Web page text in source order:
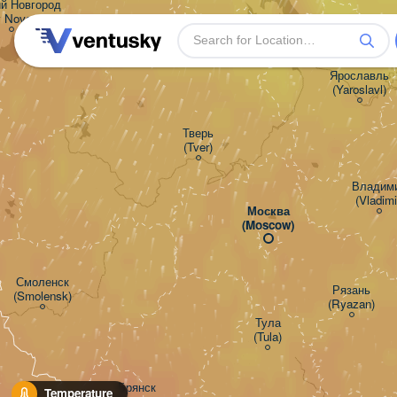
Temperature
Новгород
Novgorod)
Смоленск
(Smolensk)
Ярославль
(Yaroslavl)
Тверь
(Tver)
Москва
(Moscow)
Рязань
(Ryazan)
Тула
(Tula)
Брянск